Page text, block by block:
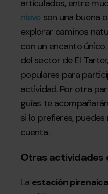
articulados, entre
nieveson una buena
explorar caminos
con un encanto único.
del sector de El
populares para
actividad. Por otra
guías te
si lo prefieres,
cuenta.
Otras actividades
La estación pirenaica